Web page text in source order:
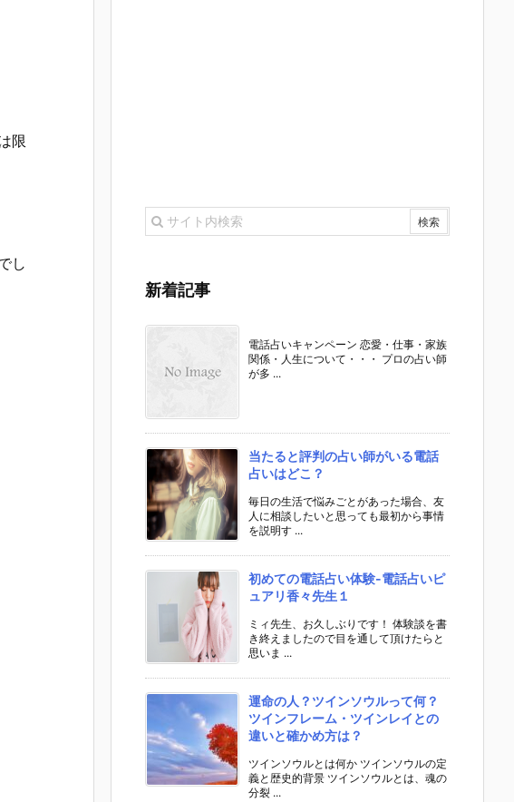
限
し
新着記事
電話占いキャンペーン 恋愛・仕事・家族
関係・人生について・・・ プロの占い師
が多 ...
当たると評判の占い師がいる電話
占いはどこ？
毎日の生活で悩みごとがあった場合、友
人に相談したいと思っても最初から事情
を説明す ...
初めての電話占い体験-電話占いピ
ュアリ香々先生１
ミィ先生、お久しぶりです！ 体験談を書
き終えましたので目を通して頂けたらと
思いま ...
運命の人？ツインソウルって何？
ツインフレーム・ツインレイとの
違いと確かめ方は？
ツインソウルとは何か ツインソウルの定
義と歴史的背景 ツインソウルとは、魂の
分裂 ...